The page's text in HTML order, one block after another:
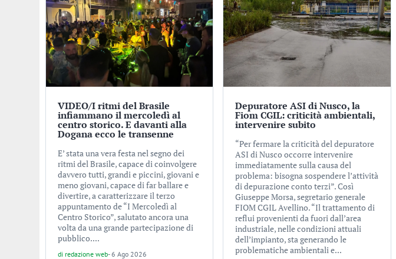
VIDEO/I ritmi del Brasile
infiammano il mercoledì al
centro storico. E davanti alla
Dogana ecco le transenne
E’ stata una vera festa nel segno dei
ritmi del Brasile, capace di coinvolgere
davvero tutti, grandi e piccini, giovani e
meno giovani, capace di far ballare e
divertire, a caratterizzare il terzo
appuntamento de “I Mercoledì al
Centro Storico”, salutato ancora una
volta da una grande partecipazione di
pubblico....
di redazione web-6 Ago 2026
Depuratore ASI di Nusco, la
Fiom CGIL: criticità ambientali,
intervenire subito
“Per fermare la criticità del depuratore
ASI di Nusco occorre intervenire
immediatamente sulla causa del
problema: bisogna sospendere l’attività
di depurazione conto terzi”. Così
Giuseppe Morsa, segretario generale
FIOM CGIL Avellino. “Il trattamento di
reflui provenienti da fuori dall’area
industriale, nelle condizioni attuali
dell’impianto, sta generando le
problematiche ambientali e...